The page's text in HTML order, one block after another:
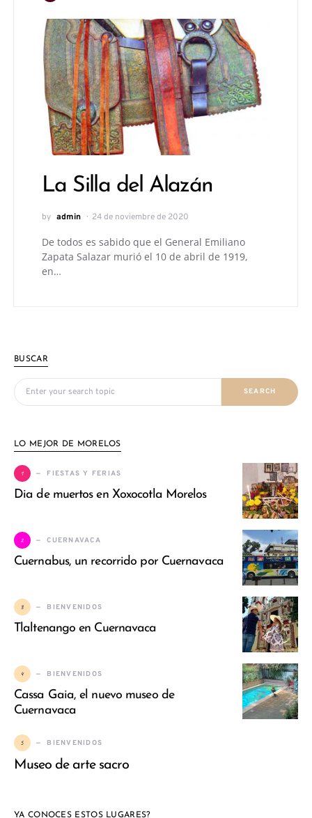
La Silla del Alazán
by admin 24 de noviembre de 2020
De todos es sabido que el General Emiliano
Zapata Salazar murió el 10 de abril de 1919,
en…
BUSCAR
Search for:
SEARCH
LO MEJOR DE MORELOS
1 FIESTAS Y FERIAS
Dia de muertos en Xoxocotla Morelos
2 CUERNAVACA
Cuernabus, un recorrido por Cuernavaca
3 BIENVENIDOS
Tlaltenango en Cuernavaca
4 BIENVENIDOS
Cassa Gaia, el nuevo museo de
Cuernavaca
5 BIENVENIDOS
Museo de arte sacro
YA CONOCES ESTOS LUGARES?